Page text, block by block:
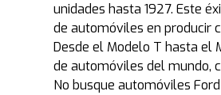
unidades hasta 1927. Este
de automóviles en producir
Desde el Modelo T hasta el
de automóviles del mundo,
No busque automóviles